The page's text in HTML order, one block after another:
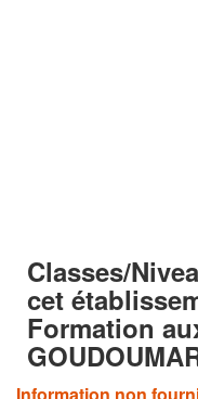
Classes/
cet
Formation
Information non